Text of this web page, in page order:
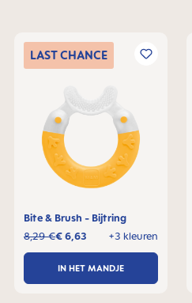
LASTCHANCE
Bite & Brush - Bijtring
+3 kleuren
€ 6,63
8,29 €
IN HET MANDJE